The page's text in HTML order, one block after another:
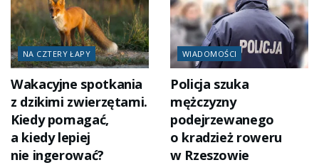
NA CZTERY ŁAPY
Wakacyjne spotkania
z dzikimi zwierzętami.
Kiedy pomagać,
a kiedy lepiej
nie ingerować?
WIADOMOŚCI
Policja szuka
mężczyzny
podejrzewanego
o kradzież roweru
w Rzeszowie